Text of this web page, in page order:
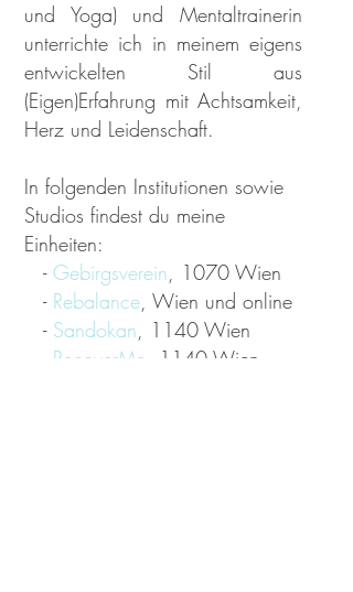
und Yoga) und Mentaltrainerin
unterrichte ich in meinem eigens
entwickelten Stil aus
(Eigen)Erfahrung mit Achtsamkeit,
Herz und Leidenschaft.
In folgenden Institutionen sowie
Studios findest du meine
Einheiten:
- Gebirgsverein, 1070 Wien
- Rebalance, Wien und online
- Sandokan, 1140 Wien
RecoverMe , 1140 Wien